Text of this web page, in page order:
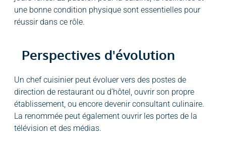
une bonne condition physique sont essentielles pour
réussir dans ce rôle.
Perspectives d'évolution
Un chef cuisinier peut évoluer vers des postes de
direction de restaurant ou d’hôtel, ouvrir son propre
établissement, ou encore devenir consultant culinaire.
La renommée peut également ouvrir les portes de la
télévision et des médias.